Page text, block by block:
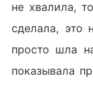
не хвалила,
сделала, это
просто шла
показывала